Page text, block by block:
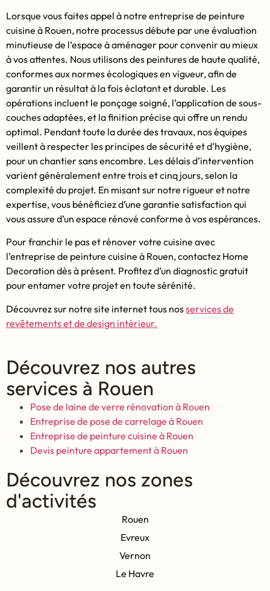
Lorsque vous faites appel à notre entreprise de peinture
cuisine à Rouen, notre processus débute par une évaluation
minutieuse de l’espace à aménager pour convenir au mieux
à vos attentes. Nous utilisons des peintures de haute qualité,
conformes aux normes écologiques en vigueur, afin de
garantir un résultat à la fois éclatant et durable. Les
opérations incluent le ponçage soigné, l’application de sous-
couches adaptées, et la finition précise qui offre un rendu
optimal. Pendant toute la durée des travaux, nos équipes
veillent à respecter les principes de sécurité et d’hygiène,
pour un chantier sans encombre. Les délais d’intervention
varient généralement entre trois et cinq jours, selon la
complexité du projet. En misant sur notre rigueur et notre
expertise, vous bénéficiez d’une garantie satisfaction qui
vous assure d’un espace rénové conforme à vos espérances.
Pour franchir le pas et rénover votre cuisine avec
l’entreprise de peinture cuisine à Rouen, contactez Home
Decoration dès à présent. Profitez d’un diagnostic gratuit
pour entamer votre projet en toute sérénité.
Découvrez sur notre site internet tous nosservices de
revêtements et de design intérieur.
Découvrez nos autres
services à Rouen
Pose de laine de verre rénovation à Rouen
Entreprise de pose de carrelage à Rouen
Entreprise de peinture cuisine à Rouen
Devis peinture appartement à Rouen
Découvrez nos zones
d'activités
Rouen
Evreux
Vernon
Le Havre